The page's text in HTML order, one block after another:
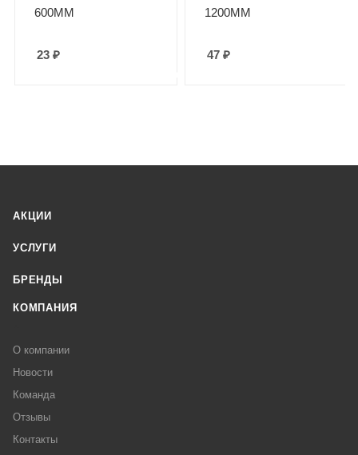
600ММ
23 ₽
1200ММ
47 ₽
АКЦИИ
УСЛУГИ
БРЕНДЫ
КОМПАНИЯ
О компании
Новости
Команда
Отзывы
Контакты